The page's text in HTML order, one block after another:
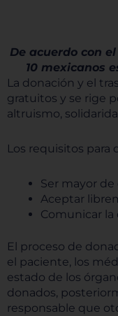
De acuerdo con
10 mexicanos
La donación y el
gratuitos y se rige
altruismo,
Los requisitos para
Ser mayor de
Aceptar
Comunicar la
El proceso de
el paciente, los
estado de los
donados,
responsable que